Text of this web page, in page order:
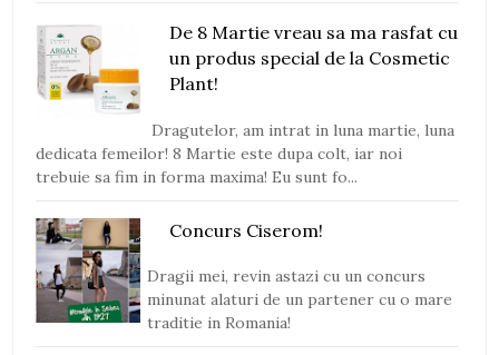
De 8 Martie vreau sa ma rasfat cu
un produs special de la Cosmetic
Plant!
Dragutelor, am intrat in luna martie, luna
dedicata femeilor! 8 Martie este dupa colt, iar noi
trebuie sa fim in forma maxima! Eu sunt fo...
Concurs Ciserom!
Dragii mei, revin astazi cu un concurs
minunat alaturi de un partener cu o mare
traditie in Romania!